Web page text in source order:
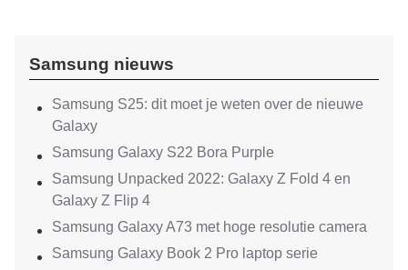
Samsung nieuws
Samsung S25: dit moet je weten over de nieuwe
Galaxy
Samsung Galaxy S22 Bora Purple
Samsung Unpacked 2022: Galaxy Z Fold 4 en
Galaxy Z Flip 4
Samsung Galaxy A73 met hoge resolutie camera
Samsung Galaxy Book 2 Pro laptop serie